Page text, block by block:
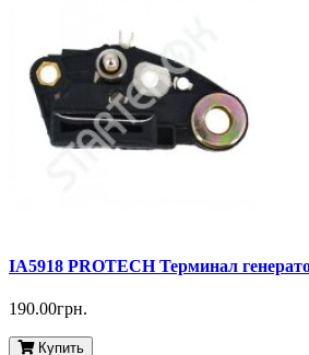
IA5918 PROTECH Терминал
190.00грн.
Купить